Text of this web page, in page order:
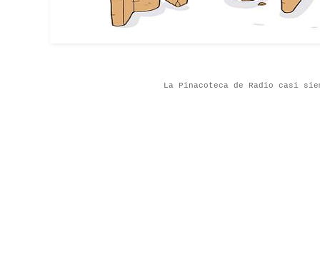
La Pinacoteca de Radio casi